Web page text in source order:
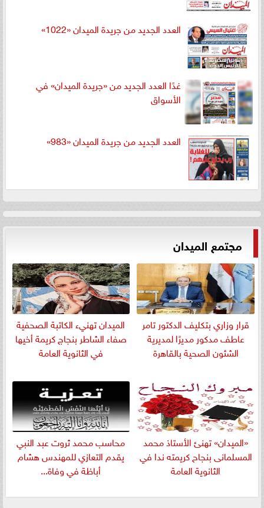
العدد الجديد من جريدة الميدان «1022»
غدًا العدد الجديد من «جريدة الميدان» في
الأسواق
العدد الجديد من جريدة الميدان «983»
مجتمع الميدان
قرار وزاري بتكليف الدكتور تامر
عاطف مدكور مديرًا لمديرية
الشئون الصحية بالقاهرة
الميدان تهنيء الكاتبة الصحفية
صفاء الشاطر بنجاج كريمة أخيها
في الثانوية العامة
«الميدان» تهنئ الأستاذ محمد
المسلمانى بنجاح كريمته ندا في
الثانوية العامة
​محاسب محمد ثروت عبد النبي
يقدم التعازي للمهندس هشام
أباظة في وفاة...